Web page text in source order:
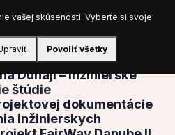
Prihlásiť sa
Dunaji – inžinierske
štúdie
dokumentácie
inžinierskych
vašej skúsenosti. Vyberte si svoje
Povoliť všetky